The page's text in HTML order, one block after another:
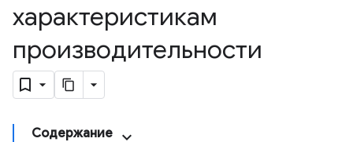
характеристикам
производительности
Содержание